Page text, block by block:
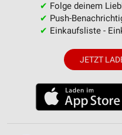
✔ Folge deinem
✔ Push-
✔ Einkaufsliste -
JETZT